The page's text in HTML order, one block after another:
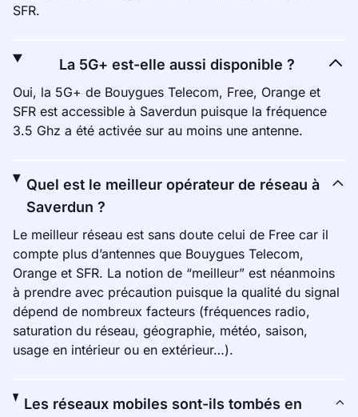
SFR.
La 5G+ est-elle aussi disponible ?
Oui, la 5G+ de Bouygues Telecom, Free, Orange et
SFR est accessible à Saverdun puisque la fréquence
3.5 Ghz a été activée sur au moins une antenne.
Quel est le meilleur opérateur de réseau à
Saverdun ?
Le meilleur réseau est sans doute celui de Free car il
compte plus d’antennes que Bouygues Telecom,
Orange et SFR. La notion de “meilleur” est néanmoins
à prendre avec précaution puisque la qualité du signal
dépend de nombreux facteurs (fréquences radio,
saturation du réseau, géographie, météo, saison,
usage en intérieur ou en extérieur…).
Les réseaux mobiles sont-ils tombés en